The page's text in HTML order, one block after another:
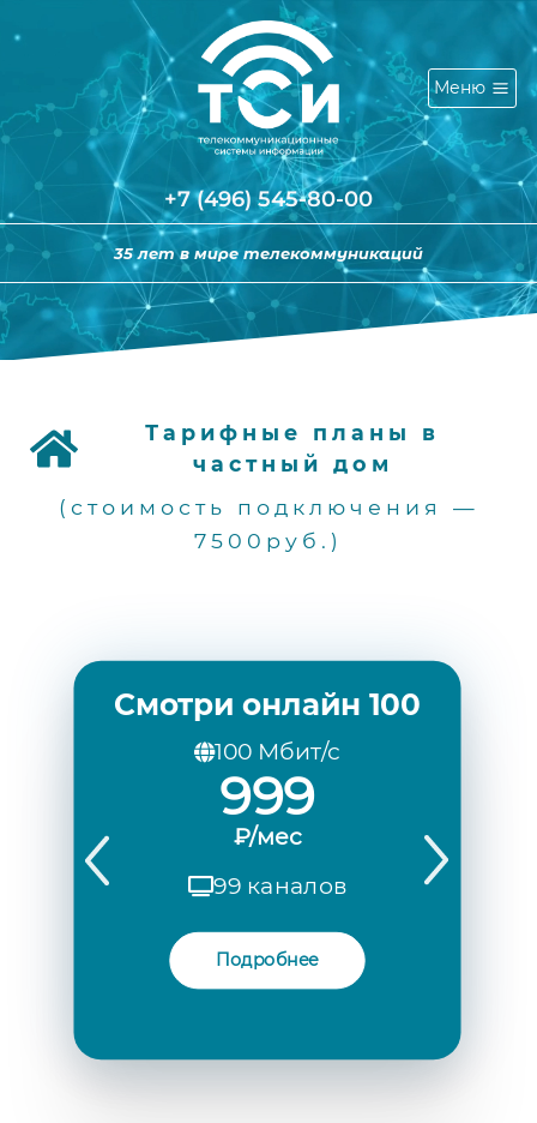
содержимому
Меню
+7 (496) 545-80-00
35 лет в мире телекоммуникаций
Тарифные планы в
частный дом
(стоимость подключения —
7500руб.)
Смотри онлайн 100
100 Мбит/с
999
₽/мес
99 каналов
Подробнее